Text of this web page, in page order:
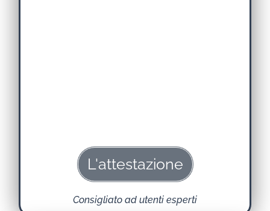
L'attestazione
Consigliato ad utenti esperti